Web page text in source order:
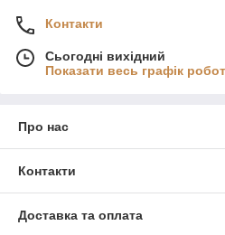
Контакти
Сьогодні вихідний
Показати весь графік
Про нас
Контакти
Доставка та оплата